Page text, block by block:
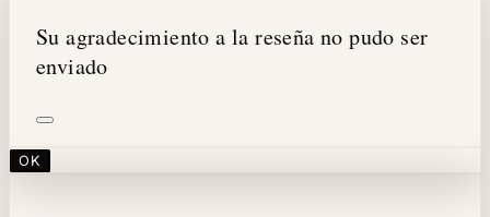
Su agradecimiento a la reseña no pudo ser
enviado
OK